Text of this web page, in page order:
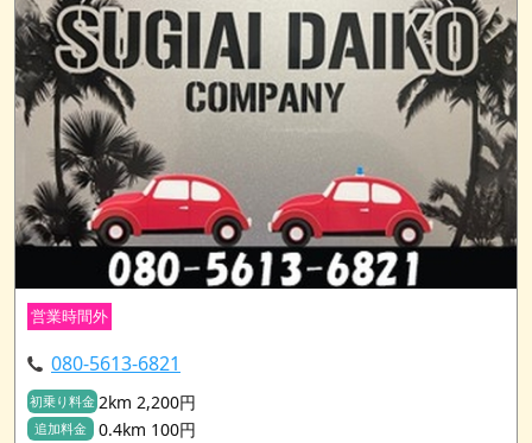
営業時間外
080-5613-6821
初乗り料金 2km 2,200円
追加料金 0.4km 100円